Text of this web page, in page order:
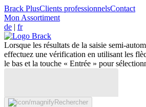
Brack PlusClients professionnelsContact
Mon Assortiment
de | fr
Lorsque les résultats de la saisie semi-
effectuez une vérification en utilisant les
le bas et la touche « Entrée » pour
Rechercher